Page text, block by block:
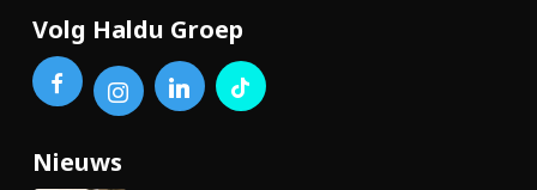
Volg Haldu Groep
Nieuws